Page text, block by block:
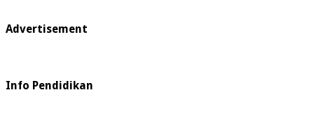
Advertisement
Info Pendidikan